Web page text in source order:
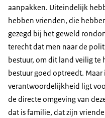
aanpakken. Uiteindelijk
hebben vrienden, die
gezegd bij het geweld
terecht dat men naar de
bestuur, om dit land veilig
bestuur goed optreedt.
verantwoordelijkheid ligt
de directe omgeving van
dat is familie, dat zijn